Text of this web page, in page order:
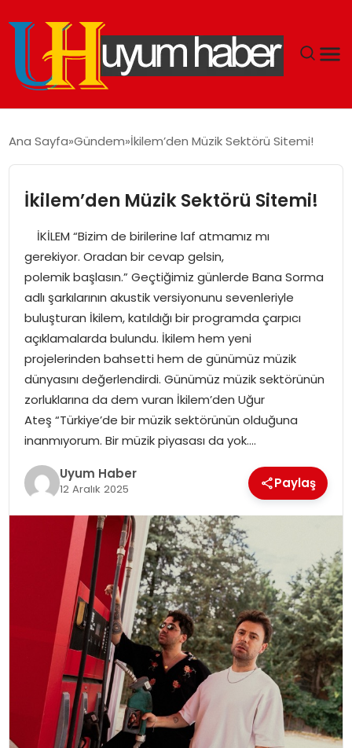
EKONOMI
SIYASET
DÜNYA
SPOR
TEKNOLOJI
SAĞLIK
MAGAZIN
Ana Sayfa Gündem İkilem’den Müzik Sektörü Sitemi!
İkilem’den Müzik Sektörü Sitemi!
İKİLEM “Bizim de birilerine laf atmamız mı
gerekiyor. Oradan bir cevap gelsin,
polemik başlasın.” Geçtiğimiz günlerde Bana Sorma
adlı şarkılarının akustik versiyonunu sevenleriyle
buluşturan İkilem, katıldığı bir programda çarpıcı
açıklamalarda bulundu. İkilem hem yeni
projelerinden bahsetti hem de günümüz müzik
dünyasını değerlendirdi. Günümüz müzik sektörünün
zorluklarına da dem vuran İkilem’den Uğur
Ateş “Türkiye’de bir müzik sektörünün olduğuna
inanmıyorum. Bir müzik piyasası da yok….
Uyum Haber
12 Aralık 2025 Paylaş